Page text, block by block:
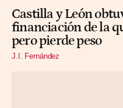
Castilla y León
financiación de la
pero pierde peso
J.I. Fernández